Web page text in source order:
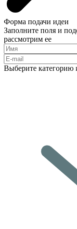
Форма подачи идеи
Заполните поля и
рассмотрим ее
Выберите категорию